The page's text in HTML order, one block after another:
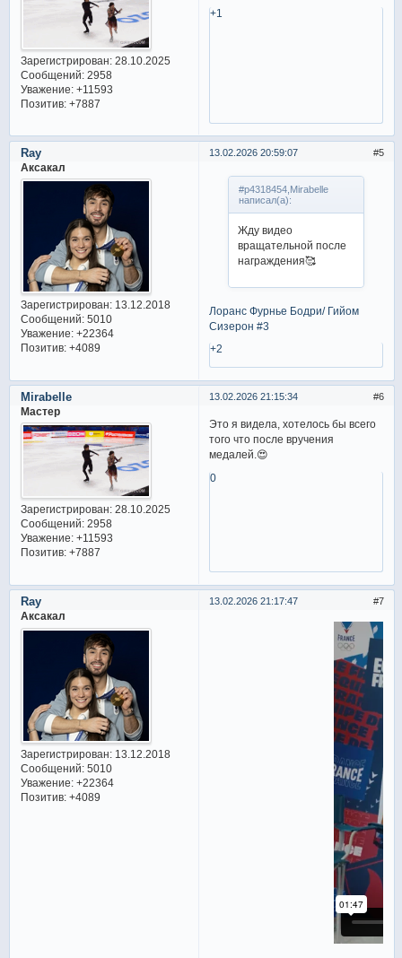
Зарегистрирован: 28.10.2025
Сообщений:2958
Уважение: +11593
Позитив: +7887
+1
5
13.02.2026 20:59:07
Ray
Аксакал
Зарегистрирован: 13.12.2018
Сообщений:5010
Уважение: +22364
Позитив: +4089
#p4318454,Mirabelle
написал(а):
Жду видео
вращательной после
награждения🥰
Лоранс Фурнье Бодри/ Гийом
Сизерон #3
+2
6
13.02.2026 21:15:34
Mirabelle
Мастер
Зарегистрирован: 28.10.2025
Сообщений:2958
Уважение: +11593
Позитив: +7887
Это я видела, хотелось бы всего
того что после вручения
медалей.😍
0
7
13.02.2026 21:17:47
Ray
Аксакал
Зарегистрирован: 13.12.2018
Сообщений:5010
Уважение: +22364
Позитив: +4089